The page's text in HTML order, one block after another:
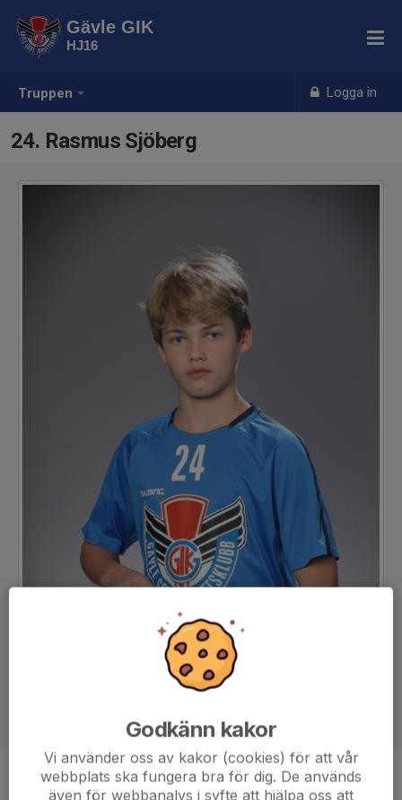
Truppen Logga in
Gävle GIK
HJ16
24. Rasmus Sjöberg
Position
-
Godkänn kakor
Vi använder oss av kakor (cookies) för att vår
webbplats ska fungera bra för dig. De används
även för webbanalys i syfte att hjälpa oss att